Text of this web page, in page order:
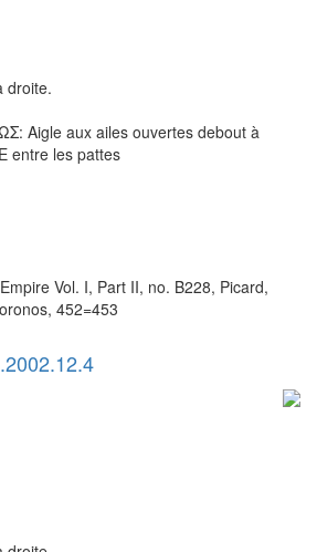
droite.
Aigle aux ailes ouvertes debout à
entre les pattes
Vol. I, Part II, no. B228, Picard,
452=453